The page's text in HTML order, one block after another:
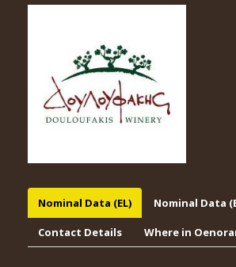
Nominal Data (EL) Nominal Data
Contact Details Where in